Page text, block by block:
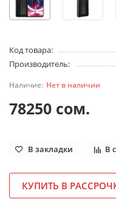
Код товара:
Производитель:
Нет в наличии
78250 сом.
В закладки В
КУПИТЬ В